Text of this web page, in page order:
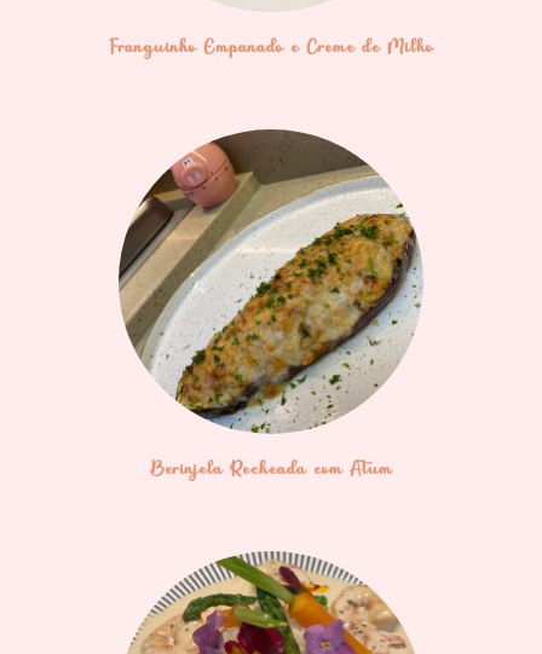
Franguinho Empanado e Creme de Milho
Berinjela Recheada com Atum